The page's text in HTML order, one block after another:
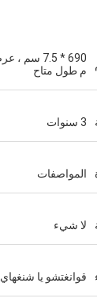
م طول متاح
3 سنوات
المواصفات
لا شيء
قوانغتشو يا شنغهاي